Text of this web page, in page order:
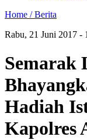
Home /Berita
Rabu, 21 Juni 2017 -
Semarak
Hadiah
Kapolres